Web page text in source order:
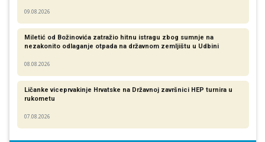
09.08.2026
Miletić od Božinovića zatražio hitnu istragu zbog sumnje na
nezakonito odlaganje otpada na državnom zemljištu u Udbini
08.08.2026
Ličanke viceprvakinje Hrvatske na Državnoj završnici HEP turnira u
rukometu
07.08.2026